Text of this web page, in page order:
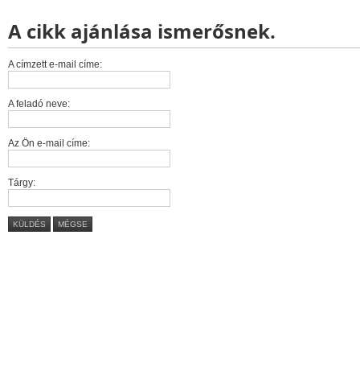
A cikk ajánlása ismerősnek.
A címzett e-mail címe:
A feladó neve:
Az Ön e-mail címe:
Tárgy:
KÜLDÉS MÉGSE